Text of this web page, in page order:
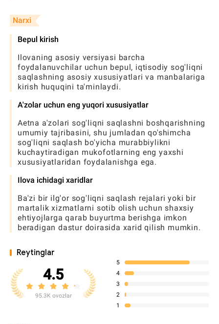
Narxi
Bepul kirish
Ilovaning asosiy versiyasi barcha
foydalanuvchilar uchun bepul, iqtisodiy sog'liqni
saqlashning asosiy xususiyatlari va manbalariga
kirish huquqini ta'minlaydi.
A'zolar uchun eng yuqori xususiyatlar
Aetna a'zolari sog'liqni saqlashni boshqarishning
umumiy tajribasini, shu jumladan qo'shimcha
sog'liqni saqlash bo'yicha murabbiylikni
kuchaytiradigan mukofotlarning eng yaxshi
xususiyatlaridan foydalanishga ega.
Ilova ichidagi xaridlar
Ba'zi bir ilg'or sog'liqni saqlash rejalari yoki bir
martalik xizmatlarni sotib olish uchun shaxsiy
ehtiyojlarga qarab buyurtma berishga imkon
beradigan dastur doirasida xarid qilish mumkin.
Reytinglar
4.5
95.3K ovozlar
5
4
3
2
1